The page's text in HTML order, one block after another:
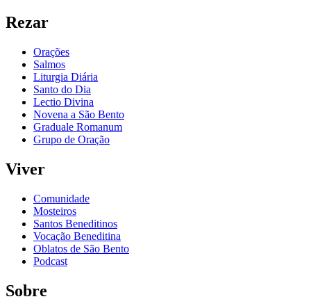
Rezar
Orações
Salmos
Liturgia Diária
Santo do Dia
Lectio Divina
Novena a São Bento
Graduale Romanum
Grupo de Oração
Viver
Comunidade
Mosteiros
Santos Beneditinos
Vocação Beneditina
Oblatos de São Bento
Podcast
Sobre